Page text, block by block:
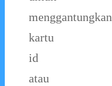
menggantungkan
kartu
id
atau